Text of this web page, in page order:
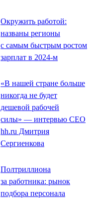
Окружить работой:
названы регионы
с самым быстрым ростом
зарплат в 2024-м
«В нашей стране больше
никогда не будет
дешевой рабочей
силы» — интервью СЕО
hh.ru Дмитрия
Сергиенкова
Полтриллиона
за работника: рынок
подбора персонала